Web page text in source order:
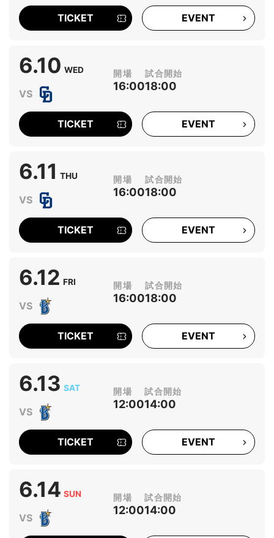
TICKET EVENT
6.10 WED
16:0018:00
TICKET EVENT
6.11 THU
16:0018:00
TICKET EVENT
6.12 FRI
16:0018:00
TICKET EVENT
6.13 SAT
12:0014:00
TICKET EVENT
6.14 SUN
12:0014:00